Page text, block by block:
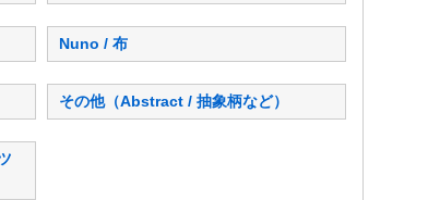
Nuno / 布
その他（Abstract / 抽象柄など）